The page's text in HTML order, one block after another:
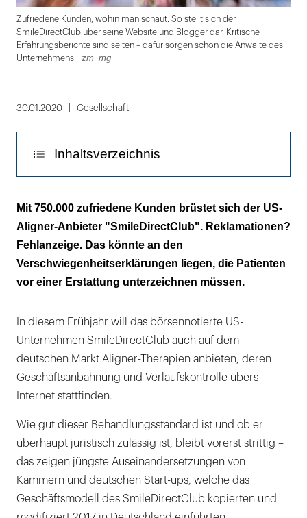
Lightbox
Zufriedene Kunden, wohin man schaut. So stellt sich der
SmileDirectClub über seine Website und Blogger dar. Kritische
Erfahrungsberichte sind selten – dafür sorgen schon die Anwälte des
Unternehmens.
zm_mg
1
30.01.2020 Gesellschaft
Inhaltsverzeichnis
Verschwiegenheitserklärungen sollen Kritik
unterbinden
Der Hersteller wähnt eine Schmutzkampagne
Bei zwei Drittel läuft die Finanzierung über
Mit 750.000 zufriedene Kunden brüstet sich der US-
Aligner-Anbieter "SmileDirectClub". Reklamationen?
Fehlanzeige. Das könnte an den
Verschwiegenheitserklärungen liegen, die Patienten
vor einer Erstattung unterzeichnen müssen.
In diesem Frühjahr will das börsennotierte US-
Unternehmen SmileDirectClub auch auf dem
deutschen Markt Aligner-Therapien anbieten, deren
Geschäftsanbahnung und Verlaufskontrolle übers
Internet stattfinden.
Wie gut dieser Behandlungsstandard ist und ob er
überhaupt juristisch zulässig ist, bleibt vorerst strittig –
das zeigen jüngste Auseinandersetzungen von
Kammern und deutschen Start-ups, welche das
Geschäftsmodell des SmileDirectClub kopierten und